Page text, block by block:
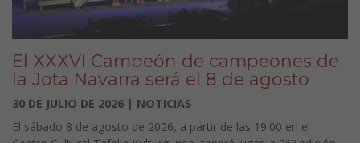
El XXXVI Campeón de campeones de
la Jota Navarra será el 8 de agosto
30 DE JULIO DE 2026 | NOTICIAS
El sábado 8 de agosto de 2026, a partir de las 19:00 en el